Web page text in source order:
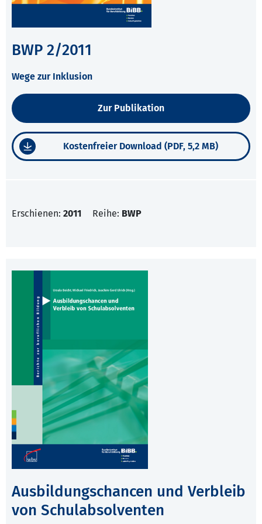
BWP 2/2011
Wege zur Inklusion
Zur Publikation
Kostenfreier Download (PDF, 5,2 MB)
Erschienen: 2011 Reihe: BWP
Ausbildungschancen und Verbleib
von Schulabsolventen